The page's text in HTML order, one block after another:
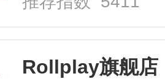
Rollplay旗舰店